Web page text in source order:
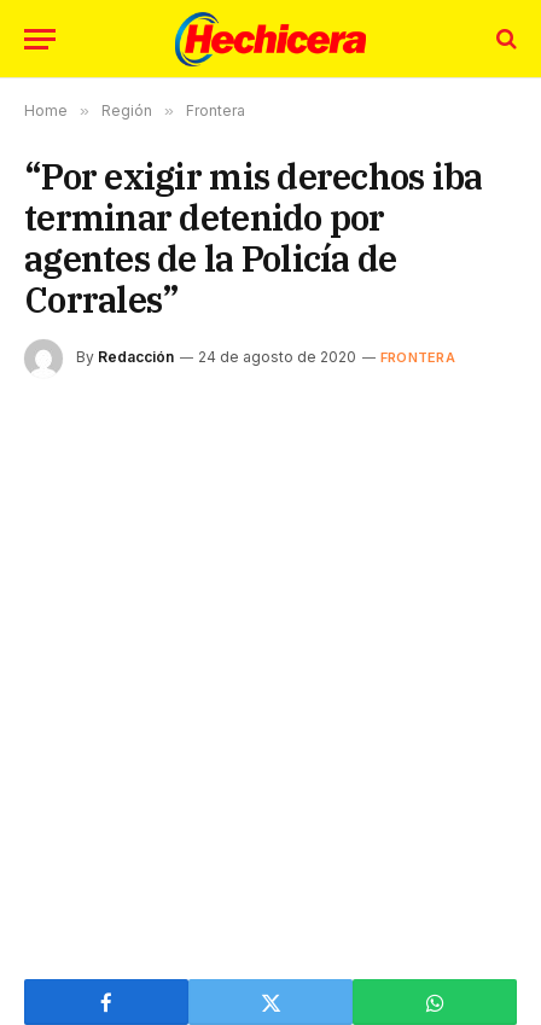
Home » Región » Frontera
“Por exigir mis derechos iba
terminar detenido por
agentes de la Policía de
Corrales”
By Redacción 24 de agosto de 2020 FRONTERA